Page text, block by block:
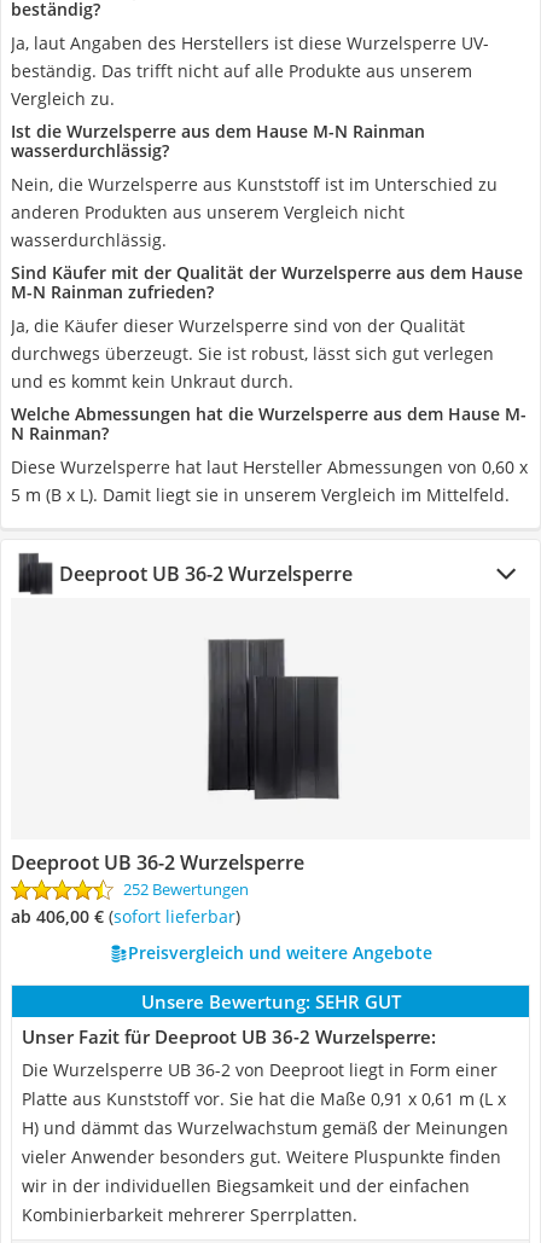
beständig?
Ja, laut Angaben des Herstellers ist diese Wurzelsperre UV-
beständig. Das trifft nicht auf alle Produkte aus unserem
Vergleich zu.
Ist die Wurzelsperre aus dem Hause M-N Rainman
wasserdurchlässig?
Nein, die Wurzelsperre aus Kunststoff ist im Unterschied zu
anderen Produkten aus unserem Vergleich nicht
wasserdurchlässig.
Sind Käufer mit der Qualität der Wurzelsperre aus dem Hause
M-N Rainman zufrieden?
Ja, die Käufer dieser Wurzelsperre sind von der Qualität
durchwegs überzeugt. Sie ist robust, lässt sich gut verlegen
und es kommt kein Unkraut durch.
Welche Abmessungen hat die Wurzelsperre aus dem Hause M-
N Rainman?
Diese Wurzelsperre hat laut Hersteller Abmessungen von 0,60 x
5 m (B x L). Damit liegt sie in unserem Vergleich im Mittelfeld.
Deeproot UB 36-2 Wurzelsperre
Deeproot UB 36-2 Wurzelsperre
252 Bewertungen
ab 406,00 € ( Sofort lieferbar)
Preisvergleich und weitere Angebote
Unsere Bewertung: SEHR GUT
Unser Fazit für Deeproot UB 36-2 Wurzelsperre:
Die Wurzelsperre UB 36-2 von Deeproot liegt in Form einer
Platte aus Kunststoff vor. Sie hat die Maße 0,91 x 0,61 m (L x
H) und dämmt das Wurzelwachstum gemäß der Meinungen
vieler Anwender besonders gut. Weitere Pluspunkte finden
wir in der individuellen Biegsamkeit und der einfachen
Kombinierbarkeit mehrerer Sperrplatten.